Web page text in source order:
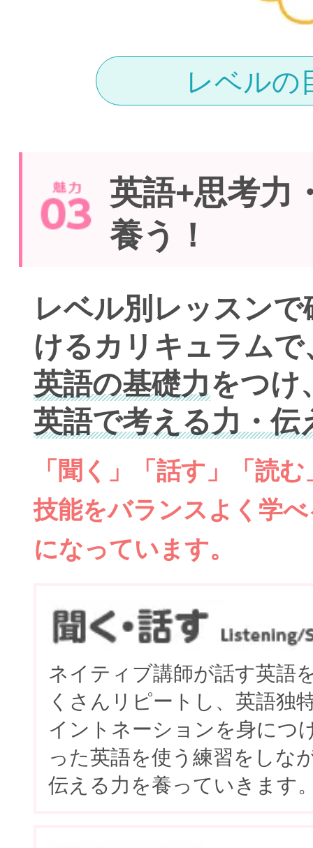
レベルの
英語+思考力
養う！
レベル別レッスン
けるカリキュラムで
英語の基礎力をつけ
英語で考える力・伝
「聞く」「話す」「読
技能をバランスよく学
になっています。
ネイティブ講師が話す英語
くさんリピートし、英語独
イントネーションを身につ
った英語を使う練習をしな
伝える力を養っていきます